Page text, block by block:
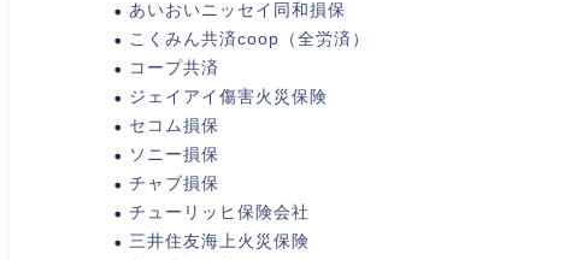
あいおいニッセイ同和損保
こくみん共済coop（全労済）
コープ共済
ジェイアイ傷害火災保険
セコム損保
ソニー損保
チャブ損保
チューリッヒ保険会社
三井住友海上火災保険